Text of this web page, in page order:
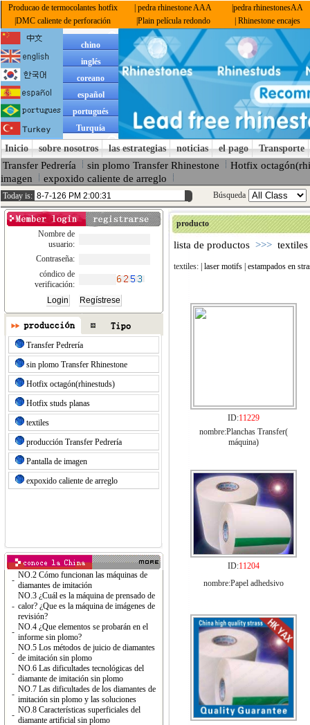
Producao de termocolantes hotfix | pedra rhinestone AAA
|pedra rhinestonesAA
|DMC caliente de perforación
|Plain película redondo | Rhinestone encajes
chino
inglés
coreano
español
portugués
Turquía
Inicio sobre nosotros las estrategias noticias el pago Transporte
Transfer Pedrería sin plomo Transfer Rhinestone
Hotfix
imagen
expoxido caliente de arreglo
Today is: Búsqueda
Nombre de
usuario:
Contraseña:
cóndico de
verificación:
Transfer Pedrería
sin plomo Transfer Rhinestone
Hotfix octagón(rhinestuds)
Hotfix studs planas
textiles
producción Transfer Pedrería
Pantalla de imagen
expoxido caliente de arreglo
- NO.2 Cómo funcionan las máquinas de
diamantes de imitación
-
NO.3 ¿Cuál es la máquina de prensado de
calor? ¿Que es la máquina de imágenes de
revisión?
- NO.4 ¿Que elementos se probarán en el
informe sin plomo?
- NO.5 Los métodos de juicio de diamantes
de imitación sin plomo
- NO.6 Las dificultades tecnológicas del
diamante de imitación sin plomo
- NO.7 Las dificultades de los diamantes de
imitación sin plomo y las soluciones
- NO.8 Características superficiales del
diamante artificial sin plomo
producto
lista de productos >>> textiles
textiles: | laser motifs | estampados en
ID:11229
nombre:Planchas Transfer(
máquina)
ID:11204
nombre:Papel adhedsivo